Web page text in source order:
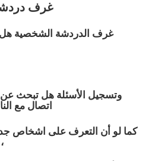
غرف
غرف الدردشة الشخصية هل
وتسجيل الأسئلة هل تبحث عن
اتصال مع
كما لو أن التعرف على اشخاص
لم يكن أمرًا صعبًا بالفعل ،